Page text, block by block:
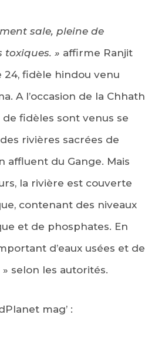
sale, pleine de
» affirme Ranjit
24, fidèle hindou venu
A l’occasion de la Chhath
de fidèles sont venus se
rivières sacrées de
affluent du Gange. Mais
la rivière est couverte
contenant des niveaux
et de phosphates. En
d’eaux usées et de
selon les autorités.
mag’ :